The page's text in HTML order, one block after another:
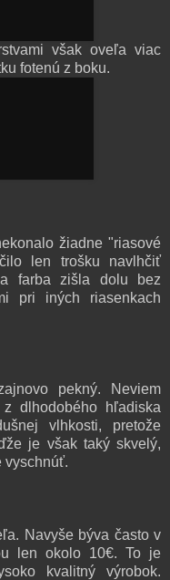
však oveľa viac
fotenú z boku.
žiadne "riasové
len trošku navlhčiť
a farba zišla dolu bez
pri iných riasenkach
pekný. Neviem
dlhodobého hľadiska
vlhkosti, pretože
je však taký skvelý,
vyschnúť.
Navyše býva často v
len okolo 10€. To je
kvalitný výrobok.